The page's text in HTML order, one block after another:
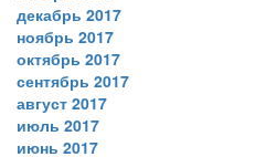
декабрь 2017
ноябрь 2017
октябрь 2017
сентябрь 2017
август 2017
июль 2017
июнь 2017